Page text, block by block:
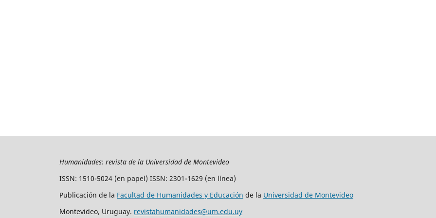
Humanidades: revista de la Universidad de Montevideo
ISSN: 1510-5024 (en papel) ISSN: 2301-1629 (en línea)
Publicación de la Facultad de Humanidades y Educación de la Universidad de Montevideo
Montevideo, Uruguay. revistahumanidades@um.edu.uy